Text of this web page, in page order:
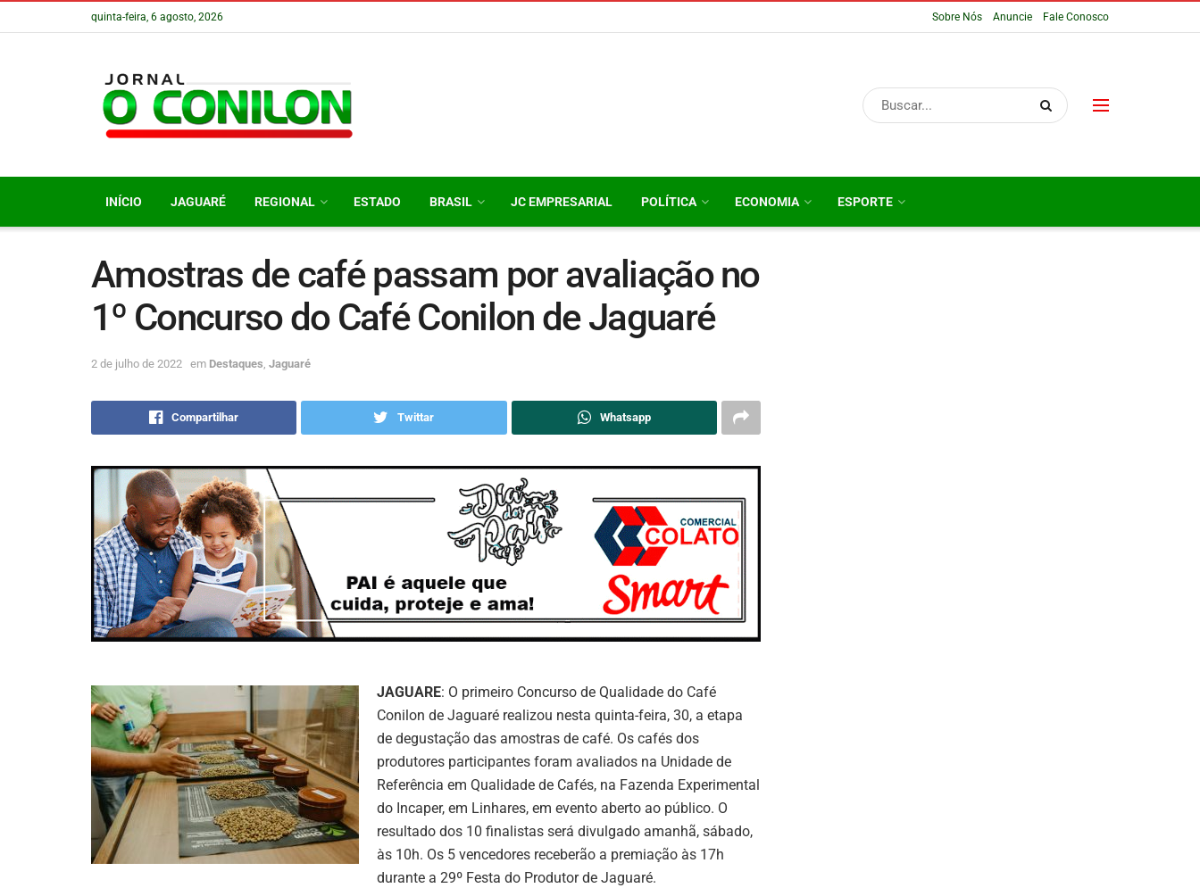
quinta-feira, 6 agosto, 2026 Sobre Nós Anuncie Fale Conosco
INÍCIO JAGUARÉ REGIONAL ESTADO BRASIL JC EMPRESARIAL POLÍTICA ECONOMIA ESPORTE
Amostras de café passam por avaliação no
1º Concurso do Café Conilon de Jaguaré
2 de julho de 2022 em Destaques Jaguaré
Compartilhar Twittar Whatsapp
JAGUARE: O primeiro Concurso de Qualidade do Café
Conilon de Jaguaré realizou nesta quinta-feira, 30, a etapa
de degustação das amostras de café. Os cafés dos
produtores participantes foram avaliados na Unidade de
Referência em Qualidade de Cafés, na Fazenda Experimental
do Incaper, em Linhares, em evento aberto ao público. O
resultado dos 10 finalistas será divulgado amanhã, sábado,
às 10h. Os 5 vencedores receberão a premiação às 17h
durante a 29º Festa do Produtor de Jaguaré.